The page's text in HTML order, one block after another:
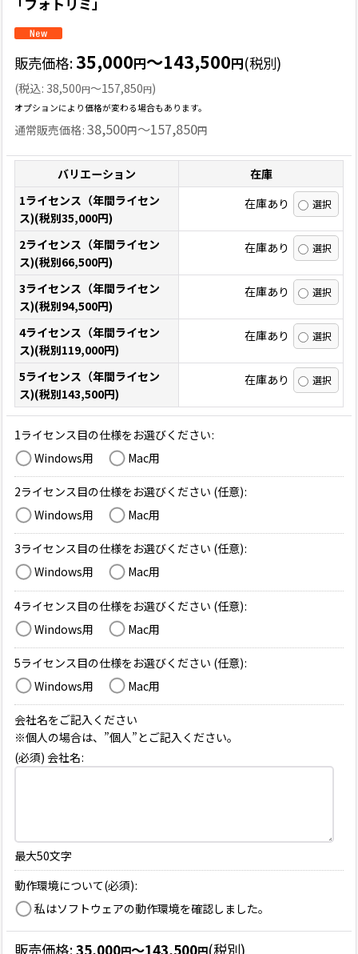
販売価格:35,000円～143,500円(税別)
(税込: 38,500円～157,850円)
オプションにより価格が変わる場合もあります。
通常販売価格: 38,500円～157,850円
バリエーション
在庫
1ライセンス（年間ライセン
ス)(税別35,000円)
在庫あり
2ライセンス（年間ライセン
ス)(税別66,500円)
在庫あり
3ライセンス（年間ライセン
ス)(税別94,500円)
在庫あり
4ライセンス（年間ライセン
ス)(税別119,000円)
在庫あり
5ライセンス（年間ライセン
ス)(税別143,500円)
在庫あり
1ライセンス目の仕様をお選びください:
Windows用
Mac用
2ライセンス目の仕様をお選びください (任意):
Windows用
Mac用
3ライセンス目の仕様をお選びください (任意):
Windows用
Mac用
4ライセンス目の仕様をお選びください (任意):
Windows用
Mac用
5ライセンス目の仕様をお選びください (任意):
Windows用
Mac用
会社名をご記入ください
※個人の場合は、”個人”とご記入ください。
(必須) 会社名:
最大50文字
動作環境について(必須):
私はソフトウェアの動作環境を確認しました。
販売価格:35,000 ～143,500 (税別)